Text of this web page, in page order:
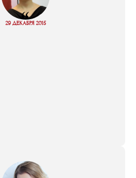
“
29 ДЕКАБРЯ 2015
Read